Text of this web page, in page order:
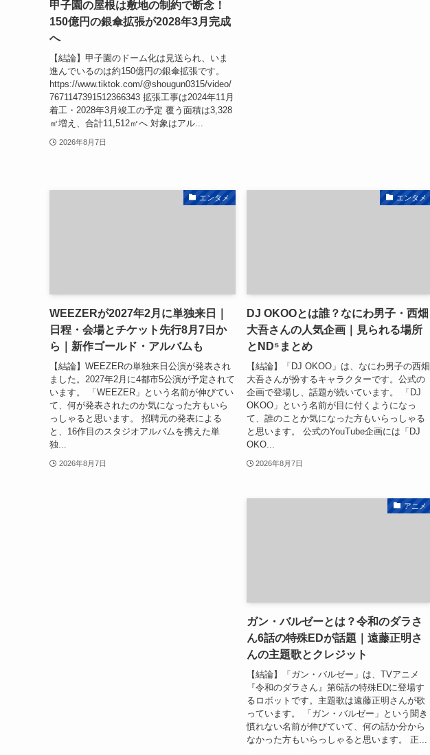
甲子園の屋根は敷地の制約で断念！
150億円の銀傘拡張が2028年3月完成
へ
【結論】甲子園のドーム化は見送られ、いま
進んでいるのは約150億円の銀傘拡張です。
https://www.tiktok.com/@shougun0315/video/
7671147391512366343 拡張工事は2024年11月
着工・2028年3月竣工の予定 覆う面積は3,328
㎡増え、合計11,512㎡へ 対象はアル...
2026年8月7日
エンタメ
WEEZERが2027年2月に単独来日｜
日程・会場とチケット先行8月7日か
ら｜新作ゴールド・アルバムも
【結論】WEEZERの単独来日公演が発表され
ました。2027年2月に4都市5公演が予定されて
います。 「WEEZER」という名前が伸びてい
て、何が発表されたのか気になった方もいら
っしゃると思います。 招聘元の発表による
と、16作目のスタジオアルバムを携えた単
独...
2026年8月7日
エンタメ
DJ OKOOとは誰？なにわ男子・西畑
大吾さんの人気企画｜見られる場所
とND⁵まとめ
【結論】「DJ OKOO」は、なにわ男子の西畑
大吾さんが扮するキャラクターです。公式の
企画で登場し、話題が続いています。 「DJ
OKOO」という名前が目に付くようになっ
て、誰のことか気になった方もいらっしゃる
と思います。 公式のYouTube企画には「DJ
OKO...
2026年8月7日
アニメ
ガン・バルゼーとは？令和のダラさ
ん6話の特殊EDが話題｜遠藤正明さ
んの主題歌とクレジット
【結論】「ガン・バルゼー」は、TVアニメ
『令和のダラさん』第6話の特殊EDに登場す
るロボットです。主題歌は遠藤正明さんが歌
っています。 「ガン・バルゼー」という聞き
慣れない名前が伸びていて、何の話か分から
なかった方もいらっしゃると思います。 正...